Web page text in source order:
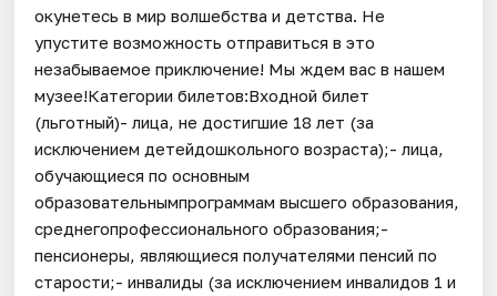
окунетесь в мир волшебства и детства. Не
упустите возможность отправиться в это
незабываемое приключение! Мы ждем вас в нашем
музее!Категории билетов:Входной билет
(льготный)- лица, не достигшие 18 лет (за
исключением детейдошкольного возраста);- лица,
обучающиеся по основным
образовательнымпрограммам высшего образования,
среднегопрофессионального образования;-
пенсионеры, являющиеся получателями пенсий по
старости;- инвалиды (за исключением инвалидов 1 и